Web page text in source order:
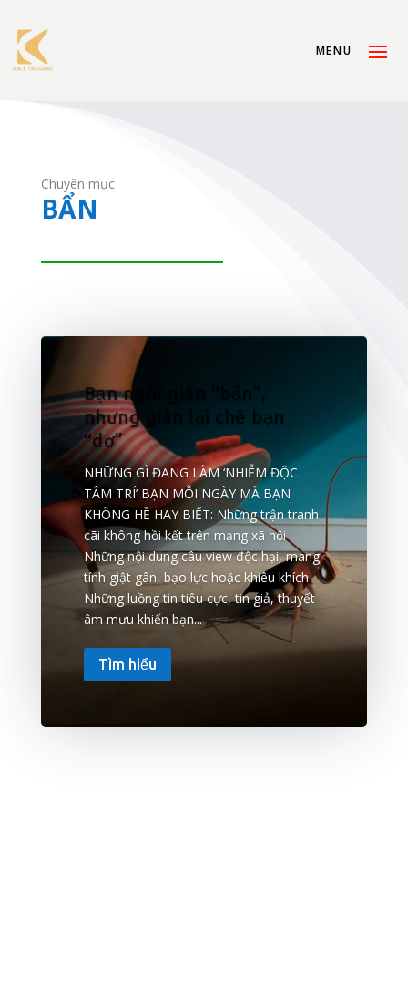
Chuyên mục
BẨN
Bạn nghĩ gián “bẩn”,
nhưng gián lại chê bạn
“dơ”
NHỮNG GÌ ĐANG LÀM ‘NHIỄM ĐỘC
TÂM TRÍ’ BẠN MỖI NGÀY MÀ BẠN
KHÔNG HỀ HAY BIẾT: Những trận tranh
cãi không hồi kết trên mạng xã hội
Những nội dung câu view độc hại, mang
tính giật gân, bạo lực hoặc khiêu khích
Những luồng tin tiêu cực, tin giả, thuyết
âm mưu khiến bạn...
Tìm hiểu